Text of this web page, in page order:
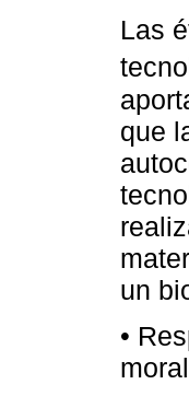
Las
que
un
•